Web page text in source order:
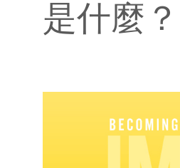
是什麼？